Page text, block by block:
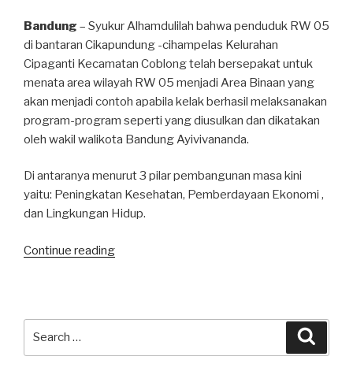
Bandung – Syukur Alhamdulilah bahwa penduduk RW 05
di bantaran Cikapundung -cihampelas Kelurahan
Cipaganti Kecamatan Coblong telah bersepakat untuk
menata area wilayah RW 05 menjadi Area Binaan yang
akan menjadi contoh apabila kelak berhasil melaksanakan
program-program seperti yang diusulkan dan dikatakan
oleh wakil walikota Bandung Ayivivananda.
Di antaranya menurut 3 pilar pembangunan masa kini
yaitu: Peningkatan Kesehatan, Pemberdayaan Ekonomi ,
dan Lingkungan Hidup.
Continue reading